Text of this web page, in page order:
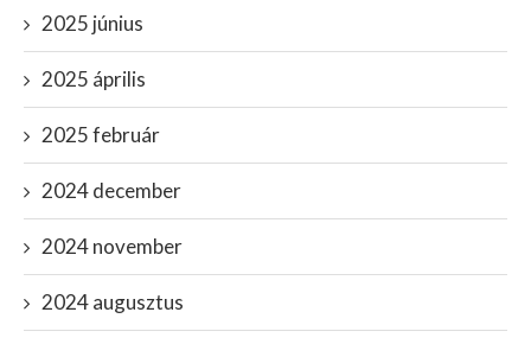
2025 június
2025 április
2025 február
2024 december
2024 november
2024 augusztus